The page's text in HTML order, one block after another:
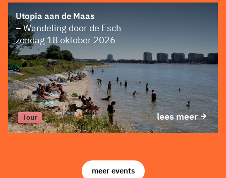
Utopia aan de Maas
– Wandeling door de Esch
zondag 18 oktober 2026
lees meer
Tour
meer events